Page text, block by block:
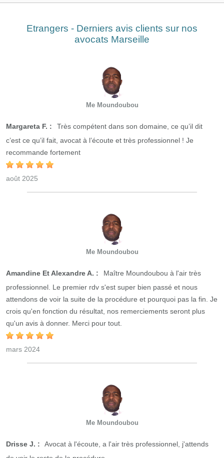
Etrangers - Derniers avis clients sur nos
avocats Marseille
Me Moundoubou
Margareta F. :
Très compétent dans son domaine, ce qu’il dit
c’est ce qu’il fait, avocat à l’écoute et très professionnel ! Je
recommande fortement
août 2025
Me Moundoubou
Amandine Et Alexandre A. :
Maître Moundoubou à l'air très
professionnel. Le premier rdv s'est super bien passé et nous
attendons de voir la suite de la procédure et pourquoi pas la fin. Je
crois qu'en fonction du résultat, nos remerciements seront plus
qu'un avis à donner. Merci pour tout.
mars 2024
Me Moundoubou
Drisse J. :
Avocat à l'écoute, a l'air très professionnel, j'attends